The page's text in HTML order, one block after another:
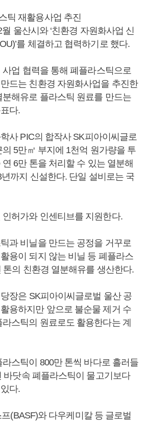
틱 재활용사업 추진
울산시와 ‘친환경 자원화사업 신
를 체결하고 협력하기로 했다.
업 협력을 통해 폐플라스틱으로
드는 친환경 자원화사업을 추진한
해유로 플라스틱 원료를 만드는
다.
사 PIC의 합작사 SK피아이씨글로
5만㎡ 부지에 1천억 원가량을 투
6만 톤을 처리할 수 있는 열분해
까지 신설한다. 단일 설비로는 국
허가와 인센티브를 지원한다.
과 비닐을 만드는 공정을 거꾸로
용이 되지 않는 비닐 등 폐플라스
톤의 친환경 열분해유를 생산한다.
장은 SK피아이씨글로벌 울산 공
용하지만 앞으로 불순물 제거 수
스틱의 원료로도 활용한다는 계
스틱이 800만 톤씩 바다로 흘러들
바닷속 폐플라스틱이 물고기보다
다.
(BASF)와 다우케미칼 등 글로벌